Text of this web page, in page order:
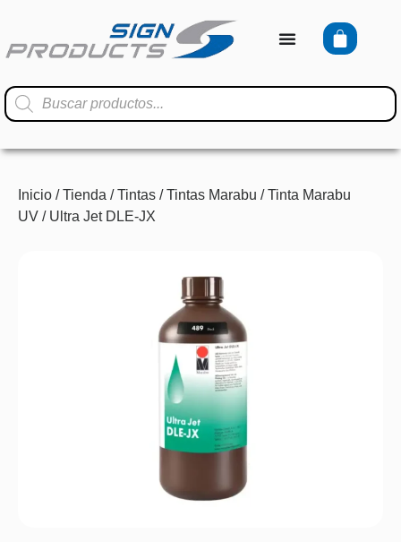
Inicio /Tienda /Tintas /Tintas Marabu /Tinta Marabu
UV / Ultra Jet DLE-JX